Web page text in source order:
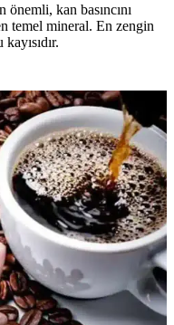
kan basıncını
temel mineral. En zengin